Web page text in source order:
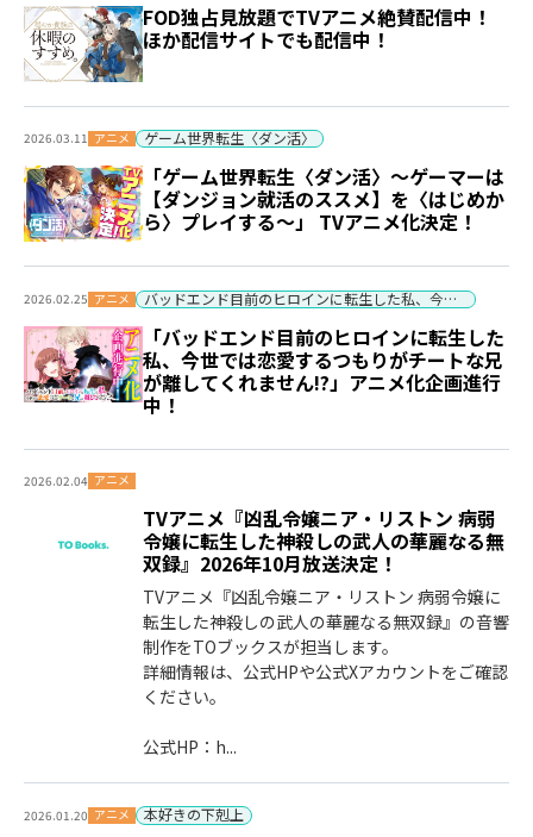
FOD独占見放題でTVアニメ絶賛配信中！
ほか配信サイトでも配信中！
2026.03.11 アニメ ゲーム世界転生〈ダン活〉
「ゲーム世界転生〈ダン活〉～ゲーマーは
【ダンジョン就活のススメ】を〈はじめか
ら〉プレイする～」 TVアニメ化決定！
2026.02.25 アニメ バッドエンド目前のヒロインに転生した私、今世では恋愛するつもりがチートな兄が離してくれません!?
「バッドエンド目前のヒロインに転生した
私、今世では恋愛するつもりがチートな兄
が離してくれません!?」アニメ化企画進行
中！
2026.02.04 アニメ
TVアニメ『凶乱令嬢ニア・リストン 病弱
令嬢に転生した神殺しの武人の華麗なる無
双録』2026年10月放送決定！
TVアニメ『凶乱令嬢ニア・リストン 病弱令嬢に
転生した神殺しの武人の華麗なる無双録』の音響
制作をTOブックスが担当します。
詳細情報は、公式HPや公式Xアカウントをご確認
ください。
公式HP：h...
2026.01.20 アニメ 本好きの下剋上